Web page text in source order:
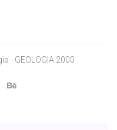
- GEOLOGIA 2000